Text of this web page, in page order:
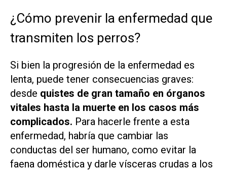
¿Cómo prevenir la enfermedad que
transmiten los perros?
Si bien la progresión de la enfermedad es
lenta, puede tener consecuencias graves:
desde quistes de gran tamaño en órganos
vitales hasta la muerte en los casos más
complicados. Para hacerle frente a esta
enfermedad, habría que cambiar las
conductas del ser humano, como evitar la
faena doméstica y darle vísceras crudas a los